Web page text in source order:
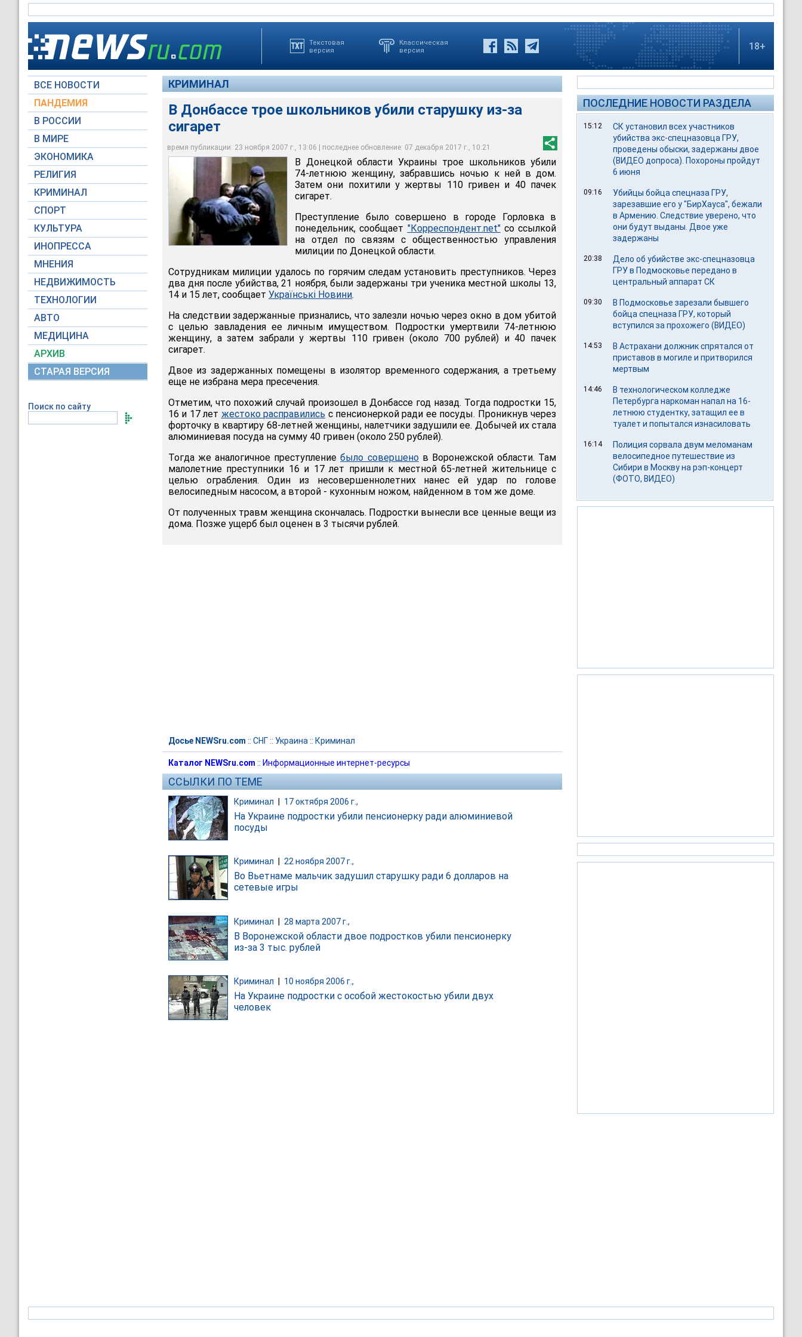
Текстовая
версия
Классическая
версия
18+
ВСЕ НОВОСТИ
ПАНДЕМИЯ
В РОССИИ
В МИРЕ
ЭКОНОМИКА
РЕЛИГИЯ
КРИМИНАЛ
СПОРТ
КУЛЬТУРА
ИНОПРЕССА
МНЕНИЯ
НЕДВИЖИМОСТЬ
ТЕХНОЛОГИИ
АВТО
МЕДИЦИНА
АРХИВ
СТАРАЯ ВЕРСИЯ
Поиск по сайту
КРИМИНАЛ
В Донбассе трое школьников убили старушку из-за
сигарет
время публикации: 23 ноября 2007 г., 13:06 | последнее обновление: 07 декабря 2017 г., 10:21
В Донецкой области Украины трое школьников убили 74-летнюю женщину,
забравшись ночью к ней в дом. Затем они похитили у жертвы 110 гривен и 40 пачек
сигарет
В Донецкой области Украины трое школьников убили
74-летнюю женщину, забравшись ночью к ней в дом.
Затем они похитили у жертвы 110 гривен и 40 пачек
сигарет.
Преступление было совершено в городе Горловка в
понедельник, сообщает "Корреспондент.net"со ссылкой
на отдел по связям с общественностью управления
милиции по Донецкой области.
Сотрудникам милиции удалось по горячим следам установить преступников. Через
два дня после убийства, 21 ноября, были задержаны три ученика местной школы 13,
14 и 15 лет, сообщает Українські Новини.
На следствии задержанные признались, что залезли ночью через окно в дом убитой
с целью завладения ее личным имуществом. Подростки умертвили 74-летнюю
женщину, а затем забрали у жертвы 110 гривен (около 700 рублей) и 40 пачек
сигарет.
Двое из задержанных помещены в изолятор временного содержания, а третьему
еще не избрана мера пресечения.
Отметим, что похожий случай произошел в Донбассе год назад. Тогда подростки 15,
16 и 17 лет жестоко расправились с пенсионеркой ради ее посуды. Проникнув через
форточку в квартиру 68-летней женщины, налетчики задушили ее. Добычей их стала
алюминиевая посуда на сумму 40 гривен (около 250 рублей).
Тогда же аналогичное преступлениебыло совершенов Воронежской области. Там
малолетние преступники 16 и 17 лет пришли к местной 65-летней жительнице с
целью ограбления. Один из несовершеннолетних нанес ей удар по голове
велосипедным насосом, а второй - кухонным ножом, найденном в том же доме.
От полученных травм женщина скончалась. Подростки вынесли все ценные вещи из
дома. Позже ущерб был оценен в 3 тысячи рублей.
Досье NEWSru.com :: СНГ:: Украина :: Криминал
Каталог NEWSru.com :: Информационные интернет-ресурсы
ССЫЛКИ ПО ТЕМЕ
Криминал 17 октября 2006 г.,
На Украине подростки убили пенсионерку ради алюминиевой
посуды
Криминал 22 ноября 2007 г.,
Во Вьетнаме мальчик задушил старушку ради 6 долларов на
сетевые игры
Криминал | 28 марта 2007 г.,
В Воронежской области двое подростков убили пенсионерку
из-за 3 тыс. рублей
Криминал 10 ноября 2006 г.,
На Украине подростки с особой жестокостью убили двух
человек
ПОСЛЕДНИЕ НОВОСТИ РАЗДЕЛА
15:12
СК установил всех участников
убийства экс-спецназовца ГРУ,
проведены обыски, задержаны двое
(ВИДЕО допроса). Похороны пройдут
6 июня
09:16
Убийцы бойца спецназа ГРУ,
зарезавшие его у "БирХауса", бежали
в Армению. Следствие уверено, что
они будут выданы. Двое уже
задержаны
20:38
Дело об убийстве экс-спецназовца
ГРУ в Подмосковье передано в
центральный аппарат СК
09:30
В Подмосковье зарезали бывшего
бойца спецназа ГРУ, который
вступился за прохожего (ВИДЕО)
14:53
В Астрахани должник спрятался от
приставов в могиле и притворился
мертвым
14:46
В технологическом колледже
Петербурга наркоман напал на 16-
летнюю студентку, затащил ее в
туалет и попытался изнасиловать
16:14
Полиция сорвала двум меломанам
велосипедное путешествие из
Сибири в Москву на рэп-концерт
(ФОТО, ВИДЕО)